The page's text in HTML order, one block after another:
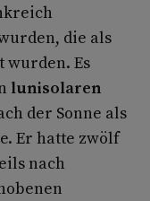
die als
Es
lunisolaren
der Sonne als
Er hatte zwölf
nach